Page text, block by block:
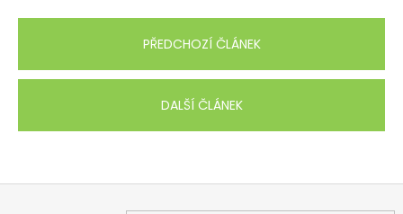
PŘEDCHOZÍ ČLÁNEK
DALŠÍ ČLÁNEK